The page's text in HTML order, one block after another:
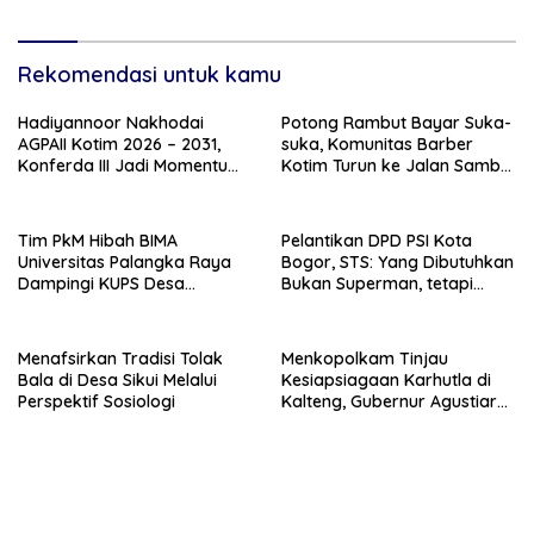
Rekomendasi untuk kamu
Hadiyannoor Nakhodai
AGPAII Kotim 2026 – 2031,
Konferda III Jadi Momentum
Potong Rambut Bayar Suka-
suka, Komunitas Barber
Kotim Turun ke Jalan Sambut
Tim PkM Hibah BIMA
Universitas Palangka Raya
Dampingi KUPS Desa
Pelantikan DPD PSI Kota
Bogor, STS: Yang Dibutuhkan
Bukan Superman, tetapi
Menafsirkan Tradisi Tolak
Bala di Desa Sikui Melalui
Perspektif Sosiologi
Menkopolkam Tinjau
Kesiapsiagaan Karhutla di
Kalteng, Gubernur Agustiar